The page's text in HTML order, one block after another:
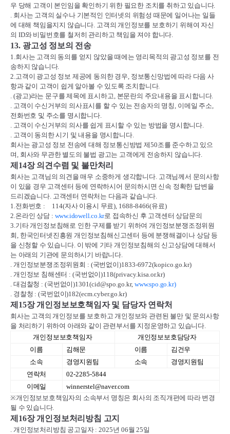
우 당해 고객이 본인임을 확인하기 위한 필요한 조치를 취하고 있습니다.
. 회사는 고객의 실수나 기본적인 인터넷의 위험성 때문에 일어나는 일들
에 대해 책임을지지 않습니다. 고객의 개인정보를 보호하기 위해여 자신
의 ID와 비밀번호를 철저히 관리하고 책임을 져야 합니다.
13. 광고성 정보의 전송
1.회사는 고객의 동의를 얻지 않았을 때에는 영리목적의 광고성 정보를 전
송하지 않습니다.
2.고객이 광고성 정보 제공에 동의한 경우, 정보통신망법에 따라 다음 사
항과 같이 고객이 쉽게 알아볼 수 있도록 조치합니다.
. (광고)라는 문구를 제목에 표시하고, 본문란의 주요내용을 표시합니다.
. 고객이 수신거부의 의사표시를 할 수 있는 전송자의 명칭, 이메일 주소,
전화번호 및 주소를 명시합니다.
. 고객이 수신거부의 의사를 쉽게 표시할 수 있는 방법을 명시합니다.
. 고객이 동의한 시기 및 내용을 명시합니다.
회사는 광고성 정보 전송에 대해 정보통신방법 제50조를 준수하고 있으
며, 회사와 무관한 별도의 불법 광고는 고객에게 전송하지 않습니다.
제 14장 의견수렴 및 불만처리
회사는 고객님의 의견을 매우 소중하게 생각합니다. 고객님께서 문의사항
이 있을 경우 고객센터 등에 연락하시어 문의하시면 신속 정확한 답변을
드리겠습니다. 고객센터 연락처는 다음과 같습니다.
1.전화번호 : 114(자사 이용시 무료), 1688-8466(유료)
2.온라인 상담 : www.idowell.co.kr로 접속하신 후 고객센터 상담문의
3.기타 개인정보침해로 인한 구제를 받기 위하여 개인정보분쟁조정위원
회, 한국인터넷진흥원 개인정보침해신고센터 등에 분쟁해결이나 상담 등
을 신청할 수 있습니다. 이 밖에 기타 개인정보침해의 신고상담에 대해서
는 아래의 기관에 문의하시기 바랍니다.
. 개인정보분쟁조정위원회 : (국번없이)1833-6972(kopico.go.kr)
. 개인정보 침해센터 : (국번없이)118(privacy.kisa.or.kr)
. 대검찰청 : (국번없이)1301(cid@spo.go.kr,www.spo.go.kr)
. 경찰청 : (국번없이)182(ecm.cyber.go.kr)
제 15장 개인정보보호책임자 및 담당자 연락처
회사는 고객의 개인정보를 보호하고 개인정보와 관련된 불만 및 문의사항
을 처리하기 위하여 아래와 같이 관련부서를 지정운영하고 있습니다.
개인정보보호책임자
개인정보보호담당자
이름
김해문 이름
김건우
소속
경영지원팀 소속
경영지원팀
연락처
02-2285-5844
이메일
winnerstel@naver.com
※개인정보보호책임자의 소속부서 명칭은 회사의 조직개편에 따라 변경
될 수 있습니다.
제 16장 개인정보처리방침 고지
. 개인정보처리방침 공고일자 : 2025년 06월25일